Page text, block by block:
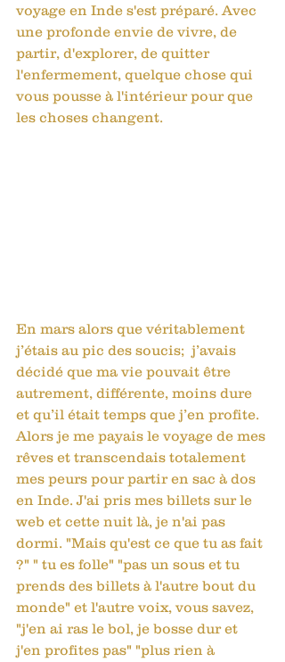
voyage en Inde s'est préparé. Avec
une profonde envie de vivre, de
partir, d'explorer, de quitter
l'enfermement, quelque chose qui
vous pousse à l'intérieur pour que
les choses changent.
En mars alors que véritablement
j’étais au pic des soucis;  j’avais
décidé que ma vie pouvait être
autrement, différente, moins dure
et qu’il était temps que j’en profite.
Alors je me payais le voyage de mes
rêves et transcendais totalement
mes peurs pour partir en sac à dos
en Inde. J'ai pris mes billets sur le
web et cette nuit là, je n'ai pas
dormi. "Mais qu'est ce que tu as fait
?" " tu es folle" "pas un sous et tu
prends des billets à l'autre bout du
monde" et l'autre voix, vous savez,
"j'en ai ras le bol, je bosse dur et
j'en profites pas" "plus rien à